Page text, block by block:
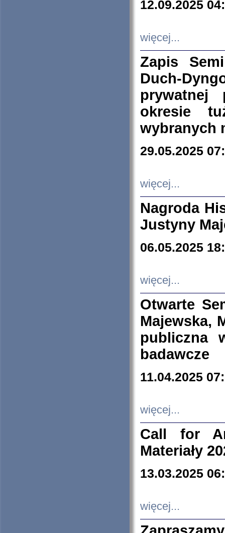
12.09.2025
więcej...
Zapis
Duch-
prywatnej
okresie
wybranych
29.05.2025
więcej...
Nagroda
Justyny
06.05.2025
więcej...
Otwarte
Majewska,
publiczna
badawcze
11.04.2025
więcej...
Call for
Materiały
13.03.2025
więcej...